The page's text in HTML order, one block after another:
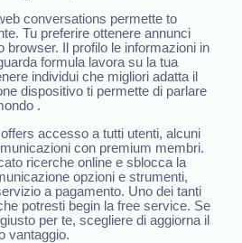
conversations permette to
Tu preferire ottenere annunci
browser. Il profilo le informazioni in
formula lavora su la tua
individui che migliori adatta il
dispositivo ti permette di parlare
.
accesso a tutti utenti, alcuni
con premium membri.
ricerche online e sblocca la
opzioni e strumenti,
a pagamento. Uno dei tanti
potresti begin la free service. Se
per te, scegliere di aggiorna il
vantaggio.